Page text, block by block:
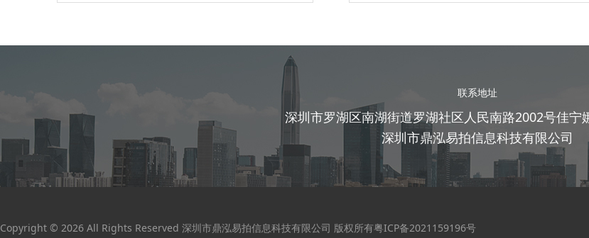
联系地址
深圳市罗湖区南湖街道罗湖社区人民南路2002号佳宁
深圳市鼎泓易拍信息科技有限公司
Copyright © 2026 All Rights Reserved 深圳市鼎泓易拍信息科技有限公司 版权所有粤ICP备2021159196号